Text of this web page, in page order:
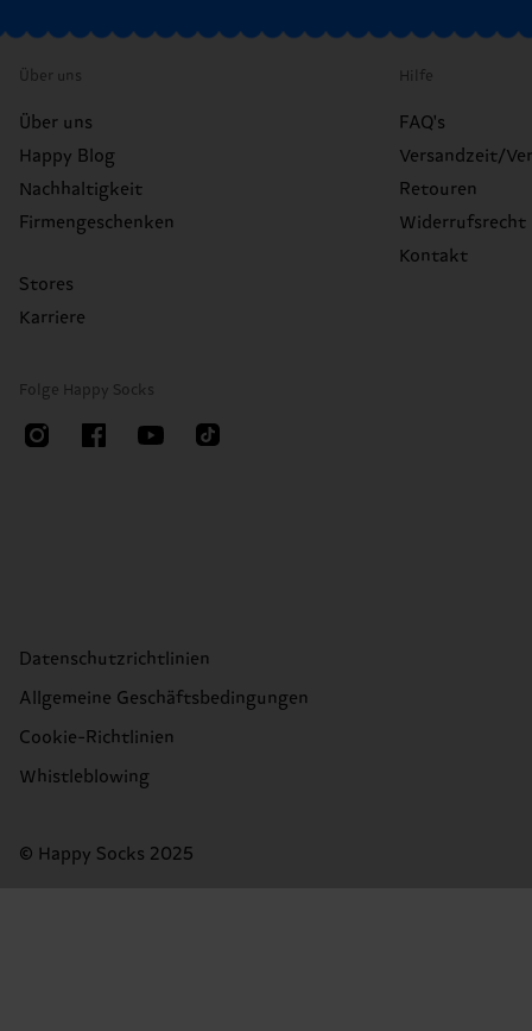
Über uns
Über uns
Happy Blog
Nachhaltigkeit
Firmengeschenken
Stores
Karriere
Hilfe
FAQ's
Versandzeit/
Retouren
Widerrufsrecht
Kontakt
Folge Happy Socks
Datenschutzrichtlinien
Allgemeine Geschäftsbedingungen
Cookie-Richtlinien
Whistleblowing
© Happy Socks 2025